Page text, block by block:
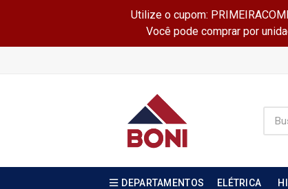
Utilize o cupom:
Você pode comprar por
DEPARTAMENTOS ELÉTRICA